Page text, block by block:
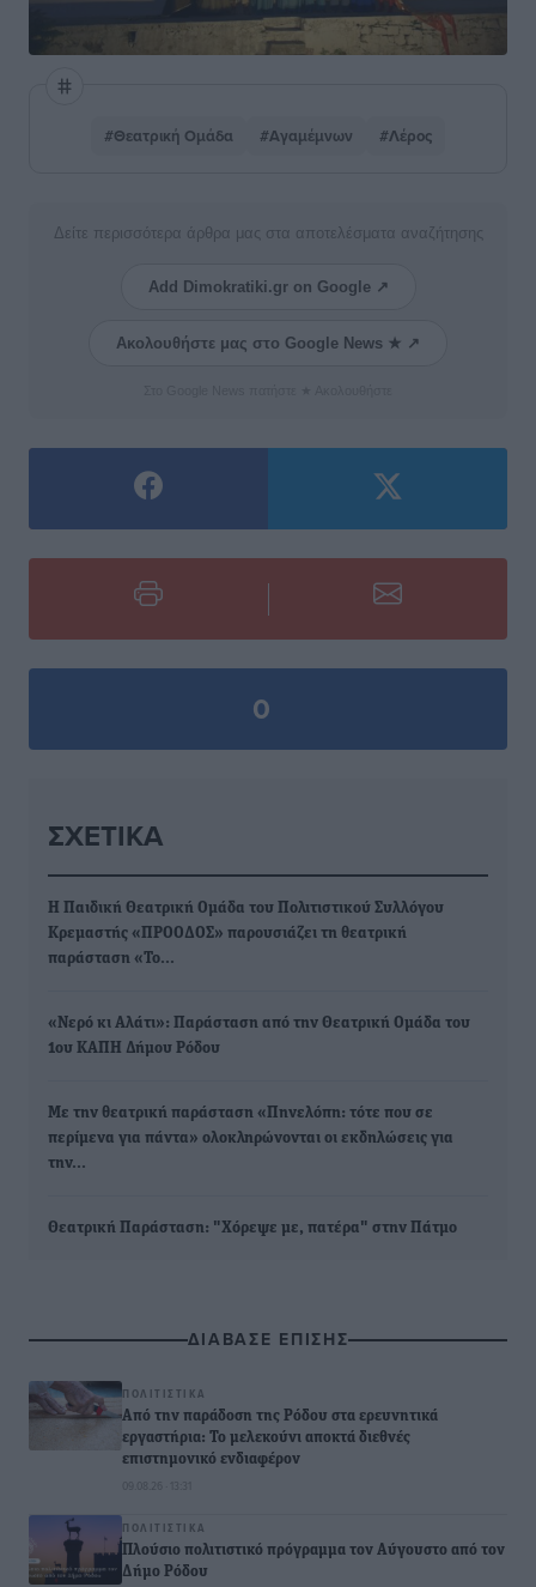
#Θεατρική Ομάδα #Αγαμέμνων #Λέρος
Δείτε περισσότερα άρθρα μας στα αποτελέσματα αναζήτησης
Add Dimokratiki.gr on Google ↗
Ακολουθήστε μας στο Google News ★ ↗
0
ΣΧΕΤΙΚΆ
Η Παιδική Θεατρική Ομάδα του Πολιτιστικού Συλλόγου
Κρεμαστής «ΠΡΟΟΔΟΣ» παρουσιάζει τη θεατρική
παράσταση «Το…
«Νερό κι Αλάτι»: Παράσταση από την Θεατρική Ομάδα του
1ου ΚΑΠΗ Δήμου Ρόδου
Με την θεατρική παράσταση «Πηνελόπη: τότε που σε
περίμενα για πάντα» ολοκληρώνονται οι εκδηλώσεις για
την…
Θεατρική Παράσταση: "Χόρεψε με, πατέρα" στην Πάτμο
ΔΙΑΒΑΣΕ ΕΠΙΣΗΣ
ΠΟΛΙΤΙΣΤΙΚΆ
Από την παράδοση της Ρόδου στα ερευνητικά
εργαστήρια: Το μελεκούνι αποκτά διεθνές
επιστημονικό ενδιαφέρον
09.08.26 · 13:31
ΠΟΛΙΤΙΣΤΙΚΆ
Πλούσιο πολιτιστικό πρόγραμμα τον Αύγουστο από τον
Δήμο Ρόδου